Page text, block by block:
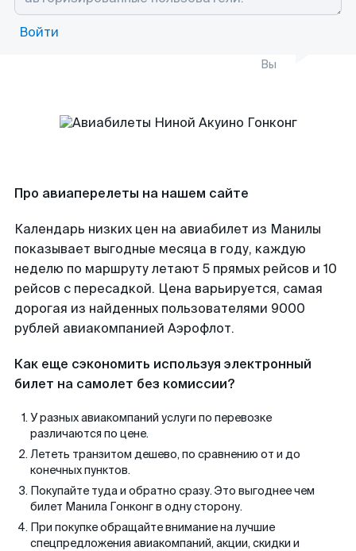
Войти
Вы
Про авиаперелеты на нашем сайте
Календарь низких цен на авиабилет из Манилы
показывает выгодные месяца в году, каждую
неделю по маршруту летают 5 прямых рейсов и 10
рейсов с пересадкой. Цена варьируется, самая
дорогая из найденных пользователями 9000
рублей авиакомпанией Аэрофлот.
Как еще сэкономить используя электронный
билет на самолет без комиссии?
У разных авиакомпаний услуги по перевозке
различаются по цене.
Лететь транзитом дешево, по сравнению от и до
конечных пунктов.
Покупайте туда и обратно сразу. Это выгоднее чем
билет Манила Гонконг в одну сторону.
При покупке обращайте внимание на лучшие
спецпредложения авиакомпаний, акции, скидки и